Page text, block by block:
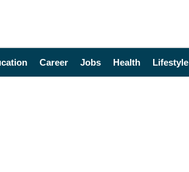
Career Jobs Health Lifestyle